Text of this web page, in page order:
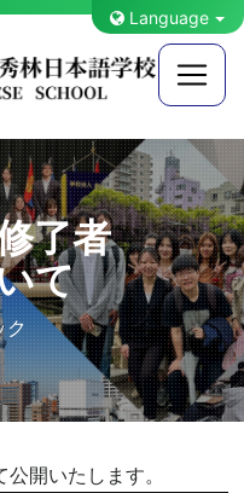
Language
了者
て
ク
開いたします。